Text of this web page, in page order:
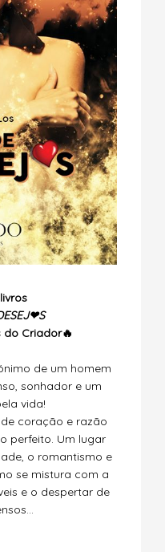
do Criador🔥
de um homem
sonhador e um
vida!
coração e razão
perfeito. Um lugar
o romantismo e
se mistura com a
e o despertar de